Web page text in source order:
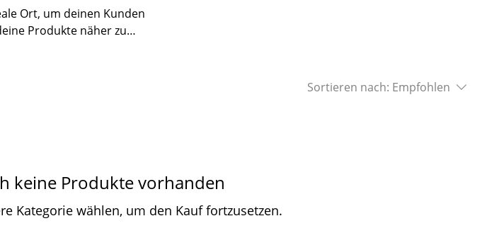
Ort, um deinen Kunden
Produkte näher zu
Sortieren nach: Empfohlen
keine Produkte vorhanden
Kategorie wählen, um den Kauf fortzusetzen.